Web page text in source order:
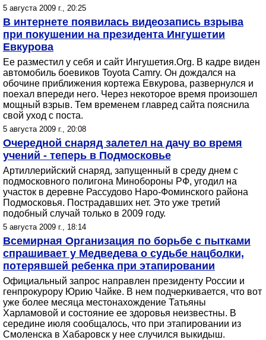
5 августа 2009 г., 20:25
В интернете появилась видеозапись взрыва
при покушении на президента Ингушетии
Евкурова
Ее разместил у себя и сайт Ингушетия.Org. В кадре виден
автомобиль боевиков Toyota Camry. Он дождался на
обочине приближения кортежа Евкурова, развернулся и
поехал впереди него. Через некоторое время произошел
мощный взрыв. Тем временем главред сайта пояснила
свой уход с поста.
5 августа 2009 г., 20:08
Очередной снаряд залетел на дачу во время
учений - теперь в Подмосковье
Артиллерийский снаряд, запущенный в среду днем с
подмосковного полигона Минобороны РФ, угодил на
участок в деревне Рассудово Наро-Фоминского района
Подмосковья. Пострадавших нет. Это уже третий
подобный случай только в 2009 году.
5 августа 2009 г., 18:14
Всемирная Организация по борьбе с пытками
спрашивает у Медведева о судьбе нацболки,
потерявшей ребенка при этапировании
Официальный запрос направлен президенту России и
генпрокурору Юрию Чайке. В нем подчеркивается, что вот
уже более месяца местонахождение Татьяны
Харламовой и состояние ее здоровья неизвестны. В
середине июля сообщалось, что при этапировании из
Смоленска в Хабаровск у нее случился выкидыш.